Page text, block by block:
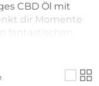
CBD Öl mit
dir Momente
fantastischen